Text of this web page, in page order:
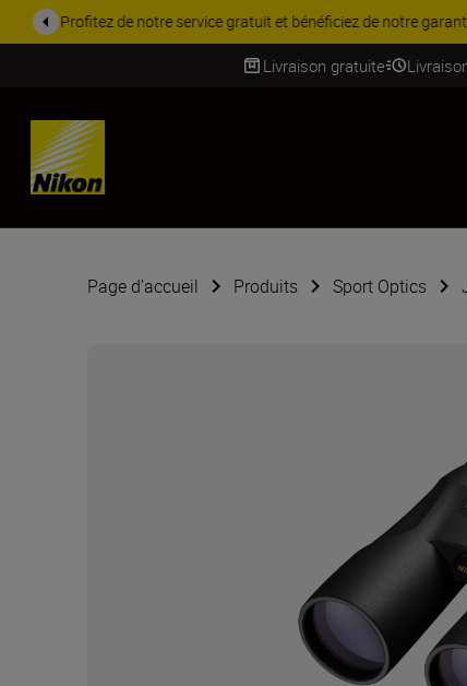
PROMOTION
Livraison gratuite
SKIP
Page d’accueil Produits Sport Optics